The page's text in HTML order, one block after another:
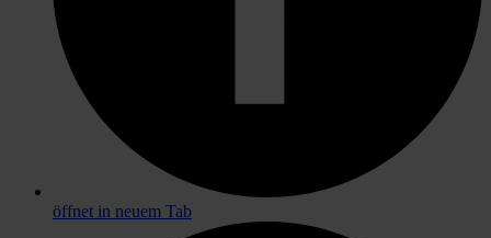
öffnet in neuem Tab